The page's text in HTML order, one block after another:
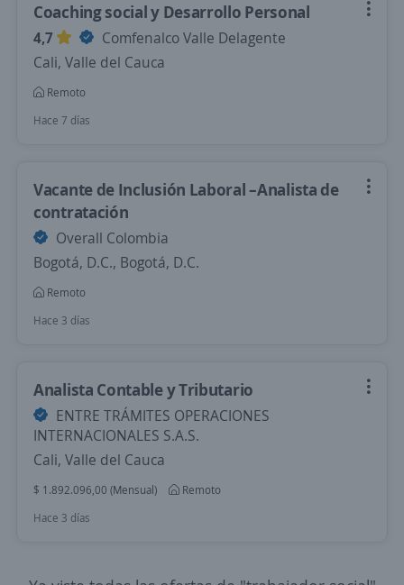
Coaching social y Desarrollo Personal
4,7
Comfenalco Valle Delagente
Cali, Valle del Cauca
Remoto
Hace 7 días
Vacante de Inclusión Laboral –Analista de
contratación
Overall Colombia
Bogotá, D.C., Bogotá, D.C.
Remoto
Hace 3 días
Analista Contable y Tributario
ENTRE TRÁMITES OPERACIONES
INTERNACIONALES S.A.S.
Cali, Valle del Cauca
$ 1.892.096,00 (Mensual)
Remoto
Hace 3 días